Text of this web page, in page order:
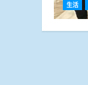
生活